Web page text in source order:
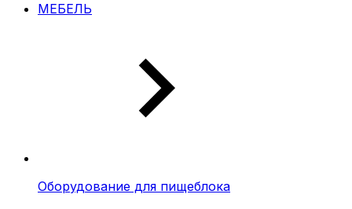
МЕБЕЛЬ
Оборудование для пищеблока